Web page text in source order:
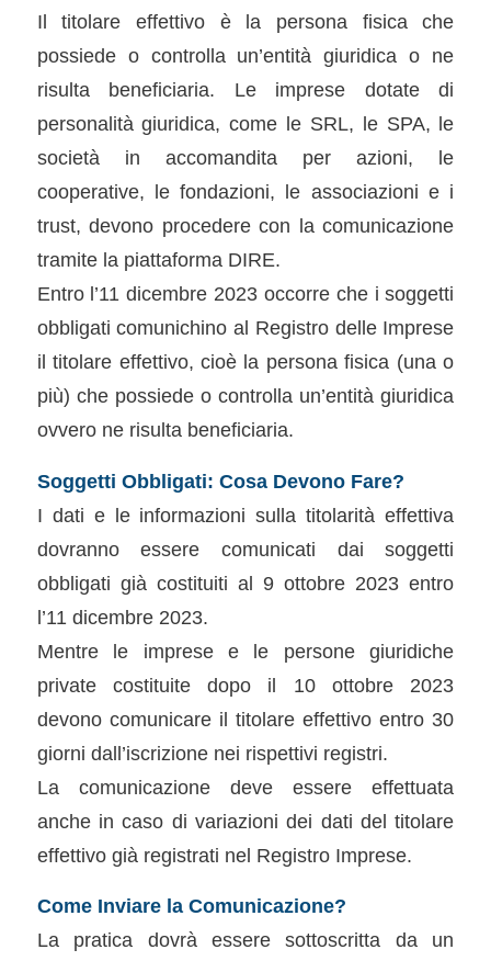
Il titolare effettivo è la persona fisica che
possiede o controlla un’entità giuridica o ne
risulta beneficiaria. Le imprese dotate di
personalità giuridica, come le SRL, le SPA, le
società in accomandita per azioni, le
cooperative, le fondazioni, le associazioni e i
trust, devono procedere con la comunicazione
tramite la piattaforma DIRE.
Entro l’11 dicembre 2023 occorre che i soggetti
obbligati comunichino al Registro delle Imprese
il titolare effettivo, cioè la persona fisica (una o
più) che possiede o controlla un’entità giuridica
ovvero ne risulta beneficiaria.
Soggetti Obbligati: Cosa Devono Fare?
I dati e le informazioni sulla titolarità effettiva
dovranno essere comunicati dai soggetti
obbligati già costituiti al 9 ottobre 2023 entro
l’11 dicembre 2023.
Mentre le imprese e le persone giuridiche
private costituite dopo il 10 ottobre 2023
devono comunicare il titolare effettivo entro 30
giorni dall’iscrizione nei rispettivi registri.
La comunicazione deve essere effettuata
anche in caso di variazioni dei dati del titolare
effettivo già registrati nel Registro Imprese.
Come Inviare la Comunicazione?
La pratica dovrà essere sottoscritta da un